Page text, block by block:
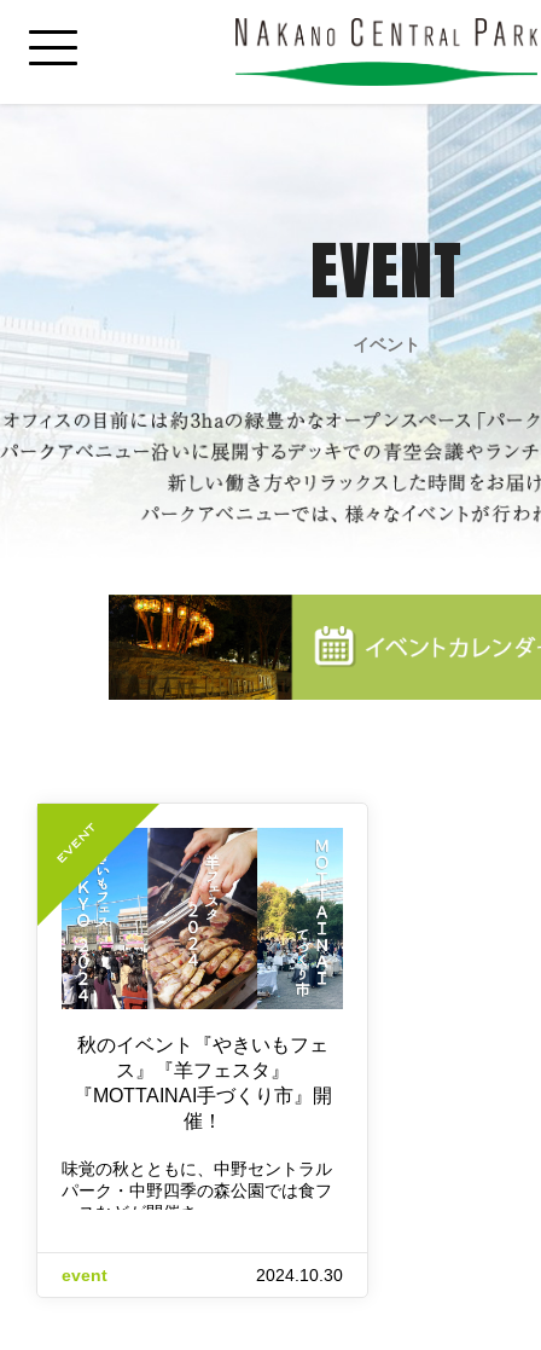
EVENT
イベント
秋のイベント『やきいもフェ
ス』『羊フェスタ』
『MOTTAINAI手づくり市』開
催！
味覚の秋とともに、中野セントラル
パーク・中野四季の森公園では食フ
ェスなどが開催さ…
event 2024.10.30